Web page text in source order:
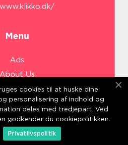
www.klikko.dk/
Menu
Ads
About Us
Cookies
Contact
Sitemap
cookies til at huske dine
personalisering af indhold og
deles med tredjepart. Ved
godkender du cookiepolitikken.
Privatlivspolitik